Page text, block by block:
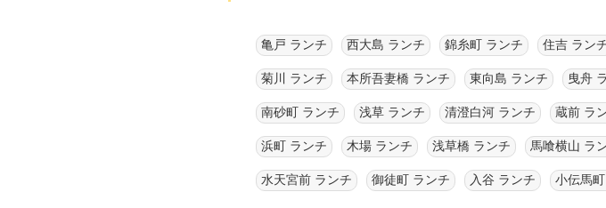
亀戸 ランチ 西大島 ランチ 錦糸町 ランチ 住吉 ラン
菊川 ランチ 本所吾妻橋 ランチ 東向島 ランチ 曳舟
南砂町 ランチ 浅草 ランチ 清澄白河 ランチ 蔵前 ラ
浜町 ランチ 木場 ランチ 浅草橋 ランチ 馬喰横山 ラ
水天宮前 ランチ 御徒町 ランチ 入谷 ランチ 小伝馬